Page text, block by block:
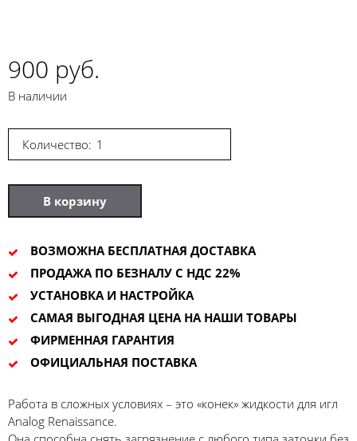
900 руб.
В наличии
Количество:
В корзину
ВОЗМОЖНА БЕСПЛАТНАЯ ДОСТАВКА
ПРОДАЖА ПО БЕЗНАЛУ С НДС 22%
УСТАНОВКА И НАСТРОЙКА
САМАЯ ВЫГОДНАЯ ЦЕНА НА НАШИ ТОВАРЫ
ФИРМЕННАЯ ГАРАНТИЯ
ОФИЦИАЛЬНАЯ ПОСТАВКА
Работа в сложных условиях – это «конек» жидкости для игл
Analog Renaissance.